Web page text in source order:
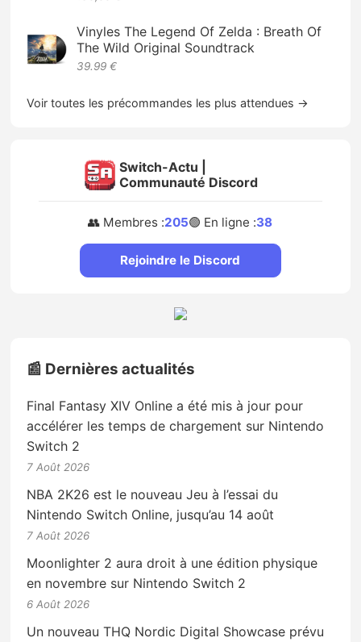
Vinyles The Legend Of Zelda : Breath Of
The Wild Original Soundtrack
39.99 €
Voir toutes les précommandes les plus attendues →
Switch-Actu |
Communauté Discord
👥 Membres :205🟢 En ligne :38
Rejoindre le Discord
📰 Dernières actualités
Final Fantasy XIV Online a été mis à jour pour
accélérer les temps de chargement sur Nintendo
Switch 2
7 Août 2026
NBA 2K26 est le nouveau Jeu à l’essai du
Nintendo Switch Online, jusqu’au 14 août
7 Août 2026
Moonlighter 2 aura droit à une édition physique
en novembre sur Nintendo Switch 2
6 Août 2026
Un nouveau THQ Nordic Digital Showcase prévu